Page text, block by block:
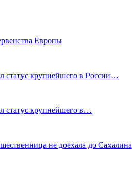
Европы
статус крупнейшего в России…
статус крупнейшего в…
не доехала до Сахалина